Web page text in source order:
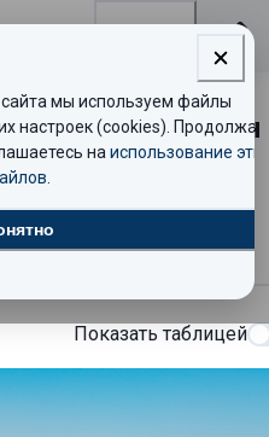
Нилу для россиян
Qassida
Показать таблицей
мы используем файлы
настроек (cookies). Продолжая
на использование